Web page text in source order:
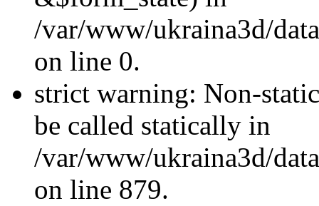
/var/www/ukraina3d/
on line 0.
strict warning: Non-
be called statically in
/var/www/ukraina3d/
on line 879.